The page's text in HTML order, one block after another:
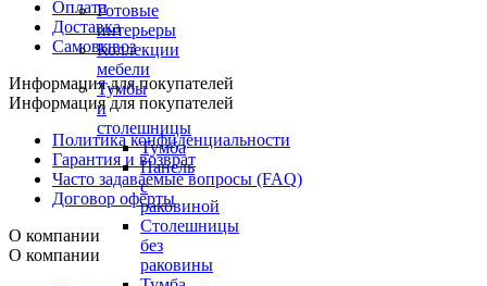
Готовые
интерьеры
Коллекции
мебели
Тумбы
и
столешницы
Тумба
Панель
с
раковиной
Столешницы
без
раковины
Оплата
Доставка
Самовывоз
Информация для покупателей
Информация для покупателей
Политика конфиденциальности
Гарантия и возврат
Часто задаваемые вопросы (FAQ)
Договор оферты
О компании
О компании